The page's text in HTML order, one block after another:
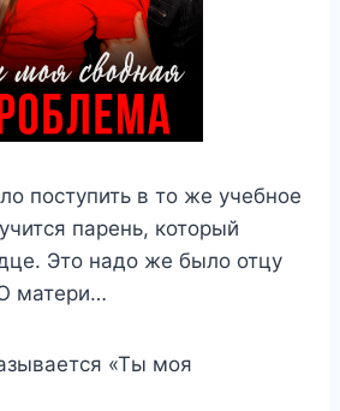
поступить в то же учебное
парень, который
Это надо же было отцу
матери…
«Ты моя